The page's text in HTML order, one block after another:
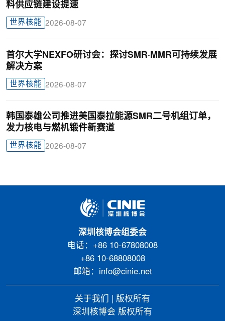
料供应链建设提速
世界核能 2026-08-07
首尔大学NEXFO研讨会：探讨SMR·MMR可持续发展
解决方案
世界核能 2026-08-07
韩国泰雄公司推进美国泰拉能源SMR二号机组订单，
发力核电与燃机锻件新赛道
世界核能 2026-08-07
深圳核博会组委会
电话：+86 10-67808008
+86 10-68808008
邮箱：info@cinie.net
关于我们
版权所有
深圳核博会 版权所有